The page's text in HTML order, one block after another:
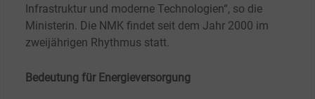
Infrastruktur und moderne Technologien“, so die
Ministerin. Die NMK findet seit dem Jahr 2000 im
zweijährigen Rhythmus statt.
Bedeutung für Energieversorgung